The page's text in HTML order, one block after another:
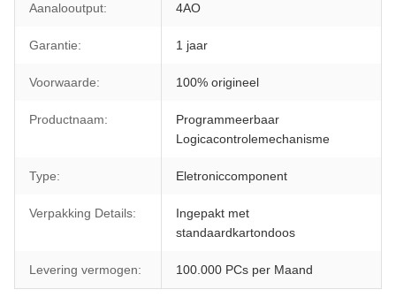
Aanalooutput: 4AO
Garantie: 1 jaar
Voorwaarde: 100% origineel
Productnaam:
Programmeerbaar
Logicacontrolemechanisme
Type: Eletroniccomponent
Verpakking Details:
Ingepakt met
standaardkartondoos
Levering vermogen: 100.000 PCs per Maand